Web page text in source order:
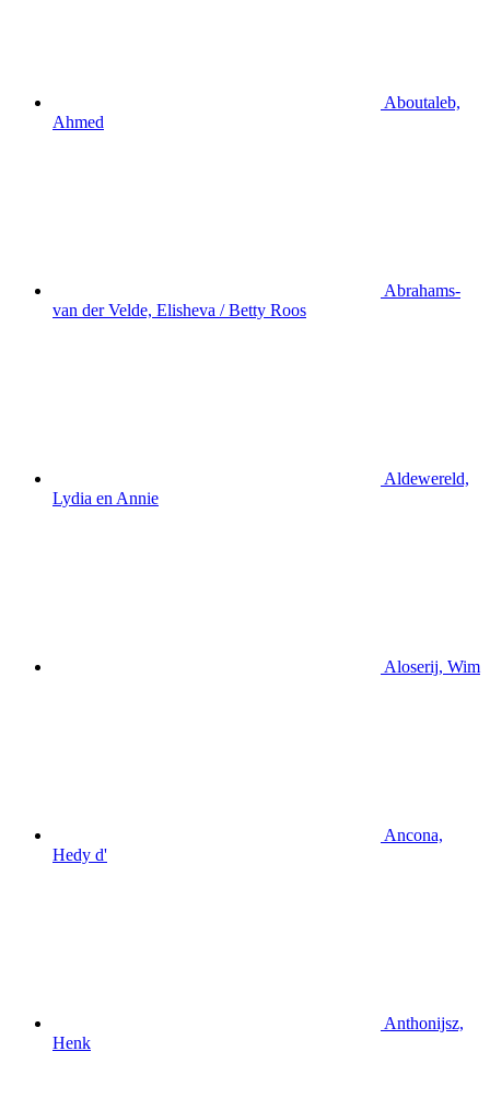
Aboutaleb,
Ahmed
Abrahams-
van der Velde, Elisheva / Betty Roos
Aldewereld,
Lydia en Annie
Aloserij, Wim
Ancona,
Hedy d'
Anthonijsz,
Henk